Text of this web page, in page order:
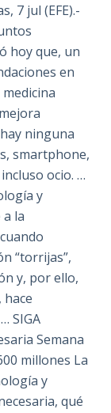
7 jul (EFE).-
hoy que, un
en
medicina
ninguna
smartphone,
ocio. …
y
la
“torrijas”,
y, por ello,
SIGA
Semana
millones La
y
qué